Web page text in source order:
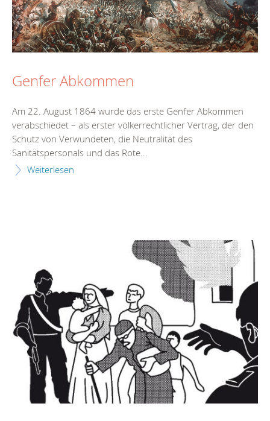
Genfer Abkommen
Am 22. August 1864 wurde das erste Genfer Abkommen
verabschiedet – als erster völkerrechtlicher Vertrag, der den
Schutz von Verwundeten, die Neutralität des
Sanitätspersonals und das Rote...
Weiterlesen